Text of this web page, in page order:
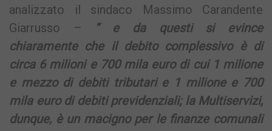
analizzato il sindaco Massimo Carandente
Giarrusso – “ e da questi si evince
chiaramente che il debito complessivo è di
circa 6 milioni e 700 mila euro di cui 1 milione
e mezzo di debiti tributari e 1 milione e 700
mila euro di debiti previdenziali; la Multiservizi,
dunque, è un macigno per le finanze comunali